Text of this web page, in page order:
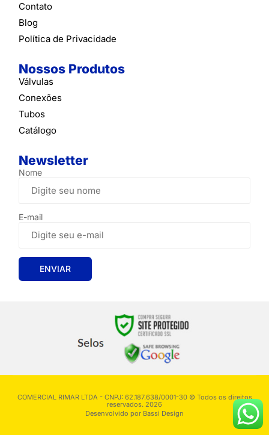
Contato
Blog
Política de Privacidade
Nossos Produtos
Válvulas
Conexões
Tubos
Catálogo
Newsletter
Nome
E-mail
COMERCIAL RIMAR LTDA - CNPJ: 62.187.638/0001-30 © Todos os direitos
reservados. 2026
Desenvolvido por Bassi Design